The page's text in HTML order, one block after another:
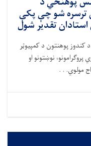
ترسره شو چې پکې
مه، چهارشنبه، د کندوز پوهنتون د کمپیوټر
نوښتونو او
مولوي. . .